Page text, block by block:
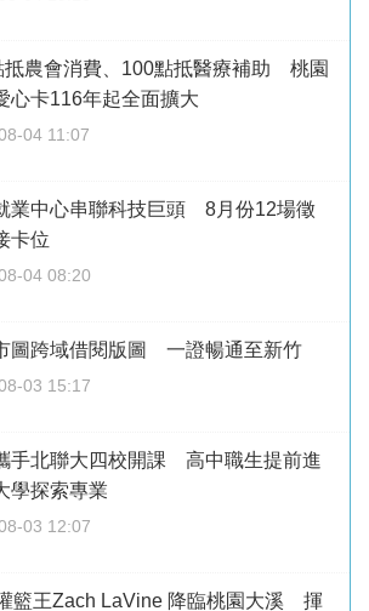
抵農會消費、100點抵醫療補助 桃園
心卡116年起全面擴大
04 11:07
業中心串聯科技巨頭 8月份12場徵
卡位
04 08:20
圖跨域借閱版圖 一證暢通至新竹
03 15:17
手北聯大四校開課 高中職生提前進
學探索專業
03 12:07
籃王Zach LaVine 降臨桃園大溪 揮